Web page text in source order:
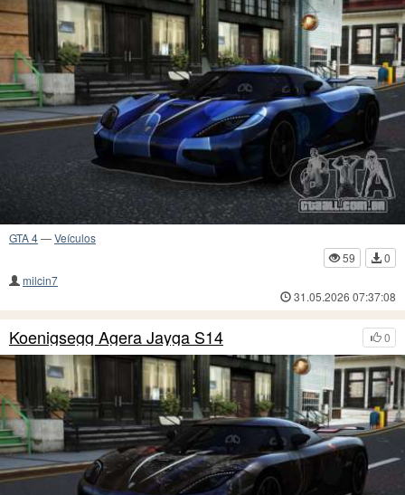
GTA 4—Veículos
59
0
milcin7
31.05.2026 07:37:08
0
Koenigsegg Agera Jayga S14